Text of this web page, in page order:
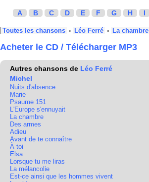
A B C D E F G H I
Toutes les chansons › Léo Ferré › La chambre
Acheter le CD / Télécharger MP3
Autres chansons de Léo Ferré
Michel
Nuits d'absence
Marie
Psaume 151
L'Europe s'ennuyait
La chambre
Des armes
Adieu
Avant de te connaître
À toi
Elsa
Lorsque tu me liras
La mélancolie
Est-ce ainsi que les hommes vivent